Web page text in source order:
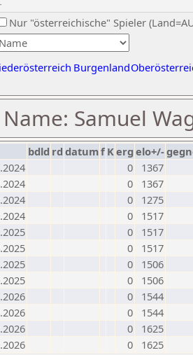
Nur "österreichische" Spieler
Burgenland
Samuel
bdld rd datumf Kerg elo+/-
0
1367
0
1367
0
1275
0
1517
0
1517
0
1517
0
1506
0
1506
0
1544
0
1544
0
1625
0 1625